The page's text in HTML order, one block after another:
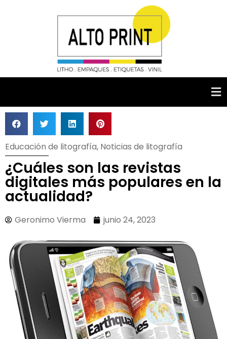
Educación de litografía, Noticias de litografía
¿Cuáles son las revistas
digitales más populares en la
actualidad?
Geronimo Vierma junio 24, 2023